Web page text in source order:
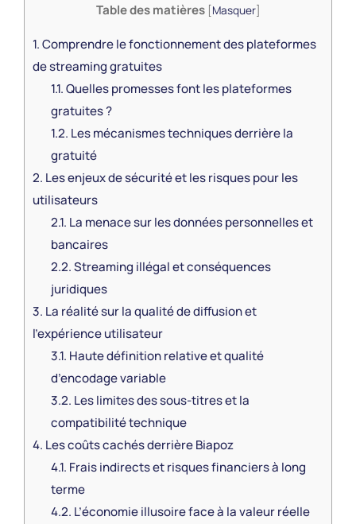
Table des matières [Masquer]
1.Comprendre le fonctionnement des plateformes
de streaming gratuites
1.1.Quelles promesses font les plateformes
gratuites ?
1.2. Les mécanismes techniques derrière la
gratuité
2. Les enjeux de sécurité et les risques pour les
utilisateurs
2.1. La menace sur les données personnelles et
bancaires
2.2.Streaming illégal et conséquences
juridiques
3. La réalité sur la qualité de diffusion et
l’expérience utilisateur
3.1. Haute définition relative et qualité
d’encodage variable
3.2. Les limites des sous-titres et la
compatibilité technique
4. Les coûts cachés derrière Biapoz
4.1. Frais indirects et risques financiers à long
terme
4.2. L’économie illusoire face à la valeur réelle